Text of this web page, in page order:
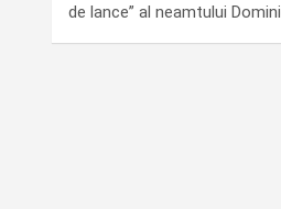
de lance” al neamtului